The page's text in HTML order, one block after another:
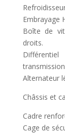
Embrayage
Boîte de
droits.
Alternateur
Châssis et
Cadre
Cage de